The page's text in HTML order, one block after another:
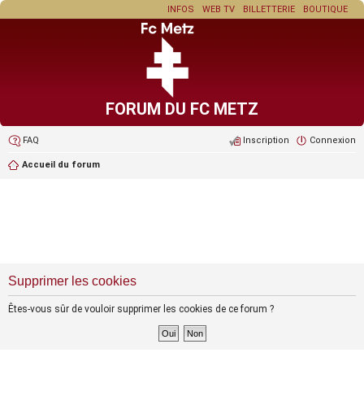
BOUTIQUE
BILLETTERIE
WEB TV
INFOS
FORUM DU FC METZ
FAQ Connexion
Inscription
Accueil du forum
Supprimer les cookies
Êtes-vous sûr de vouloir supprimer les cookies de ce forum ?